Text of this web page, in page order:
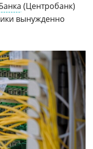
(Центробанк)
вынужденно